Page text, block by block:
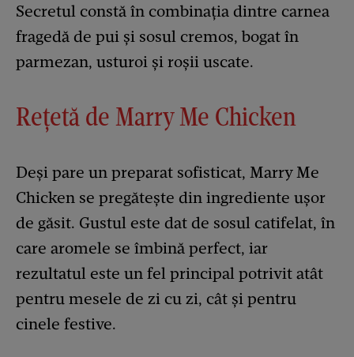
Secretul constă în combinația dintre carnea
fragedă de pui și sosul cremos, bogat în
parmezan, usturoi și roșii uscate.
Rețetă de Marry Me Chicken
Deși pare un preparat sofisticat, Marry Me
Chicken se pregătește din ingrediente ușor
de găsit. Gustul este dat de sosul catifelat, în
care aromele se îmbină perfect, iar
rezultatul este un fel principal potrivit atât
pentru mesele de zi cu zi, cât și pentru
cinele festive.